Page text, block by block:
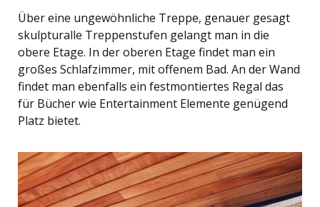
Über eine ungewöhnliche Treppe, genauer gesagt
skulpturalle Treppenstufen gelangt man in die
obere Etage. In der oberen Etage findet man ein
großes Schlafzimmer, mit offenem Bad. An der Wand
findet man ebenfalls ein festmontiertes Regal das
für Bücher wie Entertainment Elemente genügend
Platz bietet.